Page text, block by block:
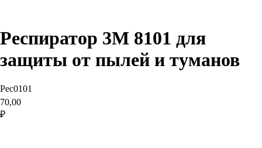
Респиратор 3М 8101 для
защиты от пылей и туманов
Рес0101
70,00
₽